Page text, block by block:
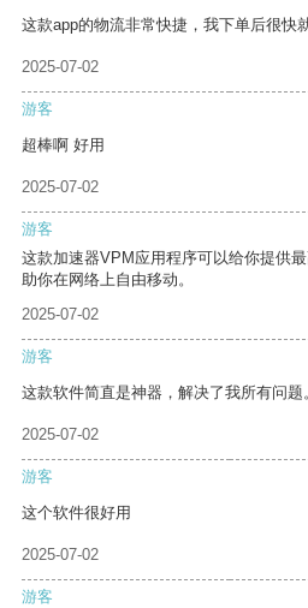
这款app的物流非常快捷，我下单后很快
2025-07-02
游客
超棒啊 好用
2025-07-02
游客
这款加速器VPM应用程序可以给你提供
助你在网络上自由移动。
2025-07-02
游客
这款软件简直是神器，解决了我所有问题
2025-07-02
游客
这个软件很好用
2025-07-02
游客